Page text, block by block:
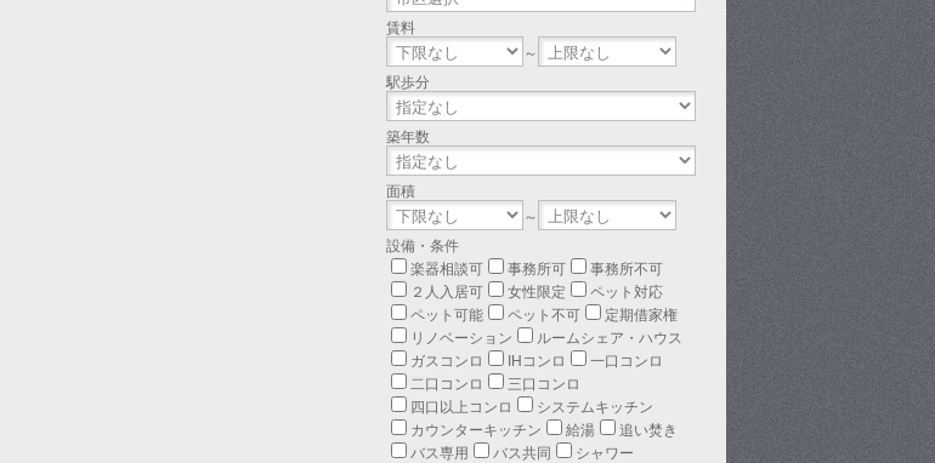
賃料
～
駅歩分
築年数
面積
～
設備・条件
楽器相談可
事務所可
事務所不可
２人入居可
女性限定
ペット対応
ペット可能
ペット不可
定期借家権
リノベーション
ルームシェア・ハウス
ガスコンロ
IHコンロ
一口コンロ
二口コンロ
三口コンロ
四口以上コンロ
システムキッチン
カウンターキッチン
給湯
追い焚き
バス専用
バス共同
シャワー